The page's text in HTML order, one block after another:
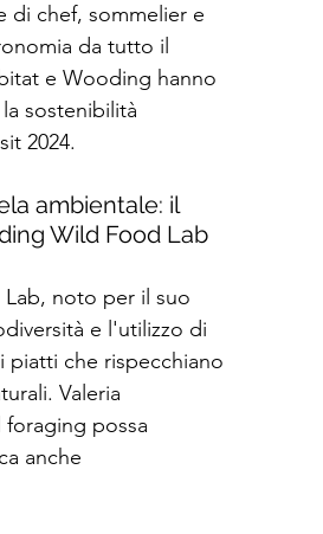
di chef, sommelier e
da tutto il
e Wooding hanno
sostenibilità
2024.
ambientale: il
Wild Food Lab
noto per il suo
e l'utilizzo di
piatti che rispecchiano
Valeria
possa
anche